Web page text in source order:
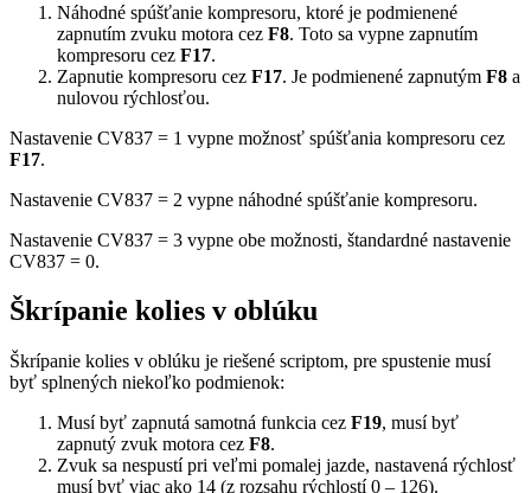
Náhodné spúšťanie kompresoru, ktoré je podmienené
zapnutím zvuku motora cez F8. Toto sa vypne zapnutím
kompresoru cez F17.
Zapnutie kompresoru cez F17. Je podmienené zapnutým F8 a
nulovou rýchlosťou.
Nastavenie CV837 = 1 vypne možnosť spúšťania kompresoru cez
F17.
Nastavenie CV837 = 2 vypne náhodné spúšťanie kompresoru.
Nastavenie CV837 = 3 vypne obe možnosti, štandardné nastavenie
CV837 = 0.
Škrípanie kolies v oblúku
Škrípanie kolies v oblúku je riešené scriptom, pre spustenie musí
byť splnených niekoľko podmienok:
Musí byť zapnutá samotná funkcia cez F19, musí byť
zapnutý zvuk motora cez F8.
Zvuk sa nespustí pri veľmi pomalej jazde, nastavená rýchlosť
musí byť viac ako 14 (z rozsahu rýchlostí 0 – 126).